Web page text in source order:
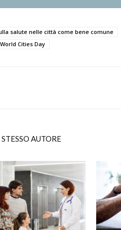
salute nelle città come bene comune
World Cities Day
AUTORE